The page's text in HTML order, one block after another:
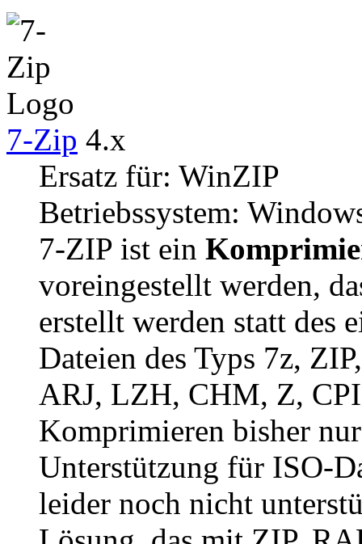
7-Zip 4.x
Ersatz für: WinZIP
Betriebssystem:
7-ZIP ist ein
voreingestellt werden,
erstellt werden statt des
Dateien des Typs 7z,
ARJ, LZH, CHM, Z,
Komprimieren bisher
Unterstützung für ISO-
leider noch nicht